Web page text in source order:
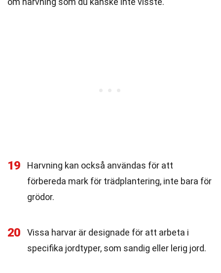
19
Harvning kan också användas för att
förbereda mark för trädplantering, inte bara för
grödor.
20
Vissa harvar är designade för att arbeta i
specifika jordtyper, som sandig eller lerig jord.